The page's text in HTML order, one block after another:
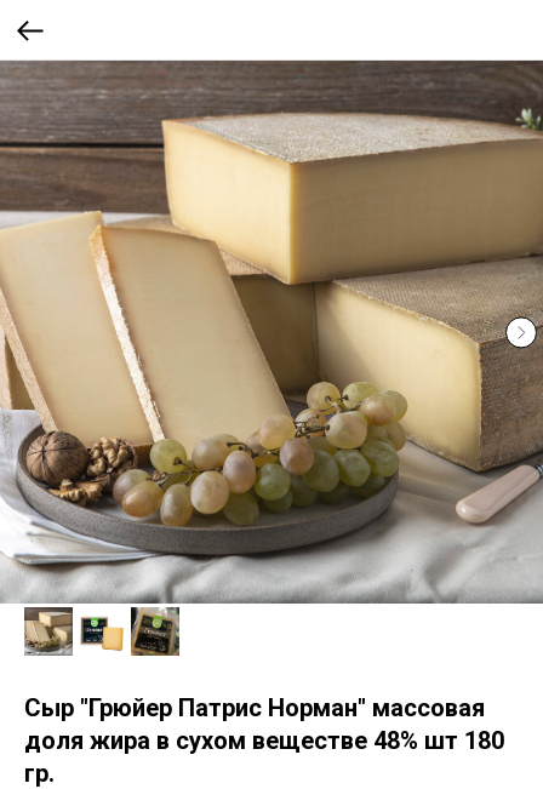
Сыр "Грюйер Патрис Норман" массовая
доля жира в сухом веществе 48% шт 180
гр.